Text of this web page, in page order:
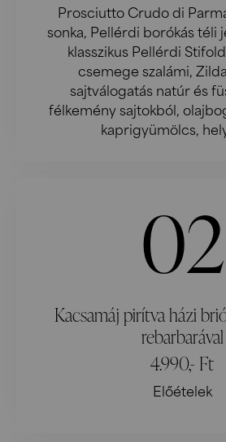
Prosciutto Crudo di
sonka, Pellérdi borókás téli
klasszikus Pellérdi
csemege szalámi,
sajtválogatás natúr és
félkemény sajtokból,
kaprigyümölcs,
02
Kacsamáj pirítva házi
rebarbarával
4.990,- Ft
Előételek